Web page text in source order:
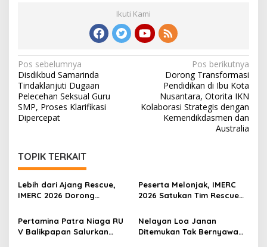
Ikuti Kami
Navigasi
pos
Pos sebelumnya
Disdikbud Samarinda
Tindaklanjuti Dugaan
Pelecehan Seksual Guru
SMP, Proses Klarifikasi
Dipercepat
Pos berikutnya
Dorong Transformasi
Pendidikan di Ibu Kota
Nusantara, Otorita IKN
Kolaborasi Strategis dengan
Kemendikdasmen dan
Australia
TOPIK TERKAIT
Lebih dari Ajang Rescue,
IMERC 2026 Dorong
Kompeten untuk Indonesia
Peserta Melonjak, IMERC
2026 Satukan Tim Rescue
Balikpapan
Pertamina Patra Niaga RU
V Balikpapan Salurkan
Nelayan Loa Janan
Ditemukan Tak Bernyawa